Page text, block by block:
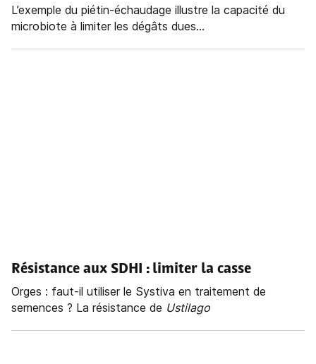
L’exemple du piétin-échaudage illustre la capacité du
microbiote à limiter les dégâts dues...
Résistance aux SDHI : limiter la casse
Orges : faut-il utiliser le Systiva en traitement de
semences ? La résistance de Ustilago